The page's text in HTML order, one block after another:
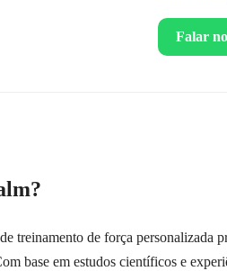
Falar
treinamento de força personalizada
base em estudos científicos e